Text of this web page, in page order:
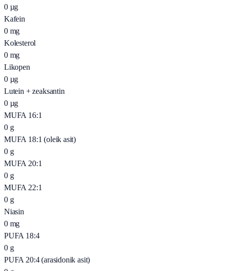
0 µg
Kafein
0 mg
Kolesterol
0 mg
Likopen
0 µg
Lutein + zeaksantin
0 µg
MUFA 16:1
0 g
MUFA 18:1 (oleik asit)
0 g
MUFA 20:1
0 g
MUFA 22:1
0 g
Niasin
0 mg
PUFA 18:4
0 g
PUFA 20:4 (arasidonik asit)